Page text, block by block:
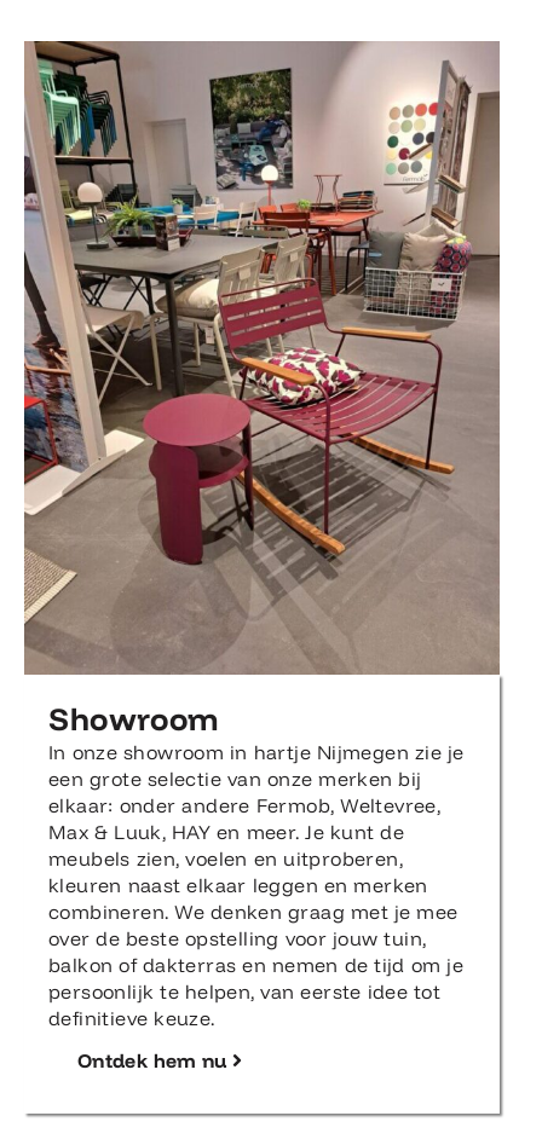
Showroom
In onze showroom in hartje Nijmegen zie je
een grote selectie van onze merken bij
elkaar: onder andere Fermob, Weltevree,
Max & Luuk, HAY en meer. Je kunt de
meubels zien, voelen en uitproberen,
kleuren naast elkaar leggen en merken
combineren. We denken graag met je mee
over de beste opstelling voor jouw tuin,
balkon of dakterras en nemen de tijd om je
persoonlijk te helpen, van eerste idee tot
definitieve keuze.
Ontdek hem nu